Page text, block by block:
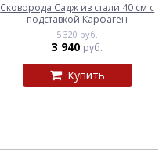
Сковорода Садж из стали 40 см с
подставкой Карфаген
5 320 руб.
3 940 руб.
Купить